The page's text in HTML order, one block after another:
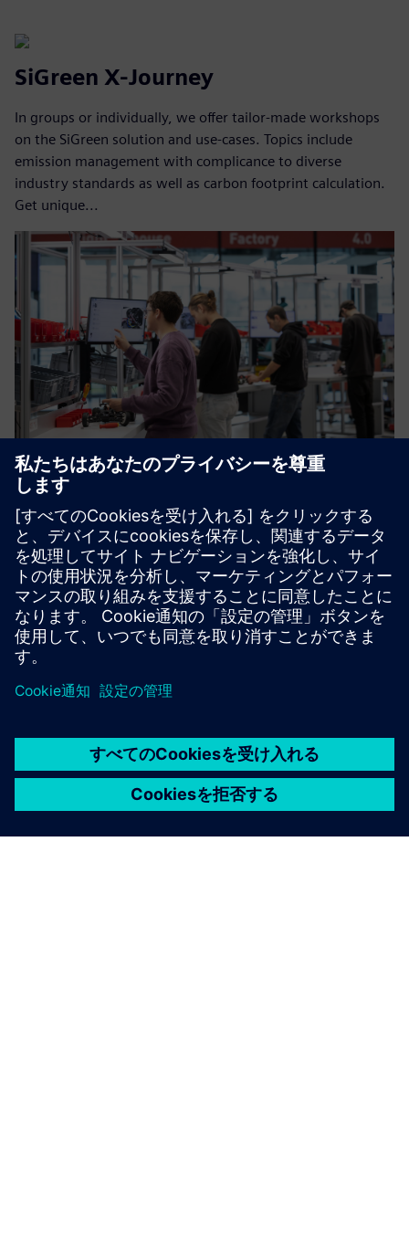
SiGreen X-Journey
In groups or individually, we offer tailor-made workshops
on the SiGreen solution and use-cases. Topics include
emission management with complicance to diverse
industry standards as well as carbon footprint calculation.
Get unique...
Sustainability X-Journey
Are you curious how to drive sustainable manufacturing
end-to-end? We provide stimulating, hands-on workshops
in a highly innovative environment.
詳細情報